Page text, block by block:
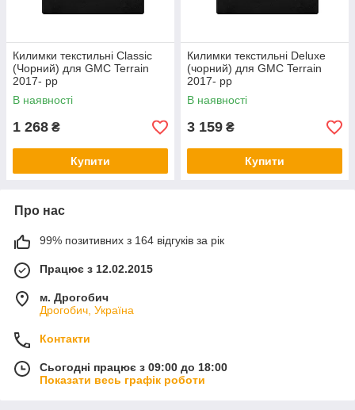
Килимки текстильні Classic
(Чорний) для GMC Terrain
2017- рр
В наявності
1 268 ₴
Купити
Килимки текстильні Deluxe
(чорний) для GMC Terrain
2017- рр
В наявності
3 159 ₴
Купити
Про нас
99% позитивних з 164 відгуків за рік
Працює з 12.02.2015
м. Дрогобич
Дрогобич, Україна
Контакти
Сьогодні працює з 09:00 до 18:00
Показати весь графік роботи